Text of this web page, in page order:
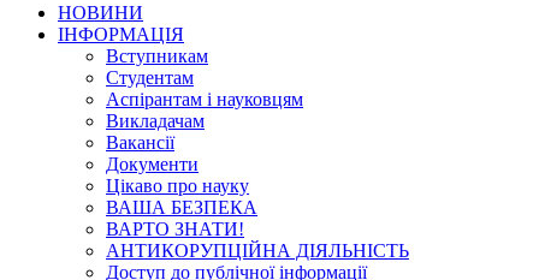
НОВИНИ
ІНФОРМАЦІЯ
Вступникам
Студентам
Аспірантам і науковцям
Викладачам
Вакансії
Документи
Цікаво про науку
ВАША БЕЗПЕКА
ВАРТО ЗНАТИ!
АНТИКОРУПЦІЙНА ДІЯЛЬНІСТЬ
Доступ до публічної інформації